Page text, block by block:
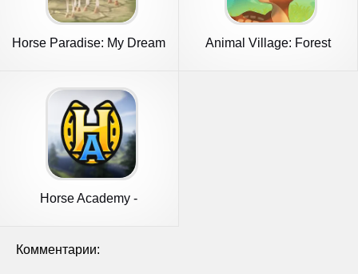
Horse Paradise: My Dream
Animal Village: Forest
Horse Academy -
Комментарии: